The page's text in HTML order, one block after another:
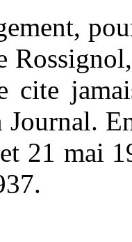
cite
Journal.
21 mai